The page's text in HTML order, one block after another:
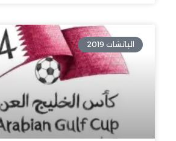
الباتشات 2019